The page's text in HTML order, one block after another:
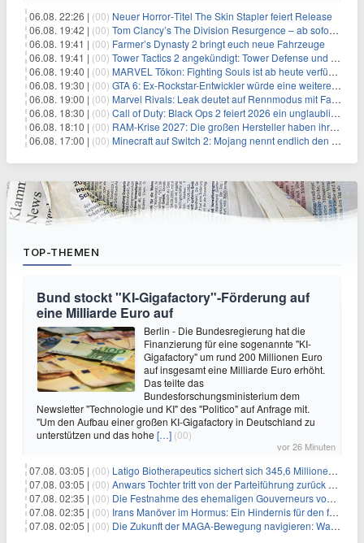
06.08. 22:26 | (00) Neuer Horror‑Titel The Skin Stapler feiert Release
06.08. 19:42 | (00) Tom Clancy’s The Division Resurgence – ab sofort für euch verfügbar
06.08. 19:41 | (00) Farmer’s Dynasty 2 bringt euch neue Fahrzeuge
06.08. 19:41 | (00) Tower Tactics 2 angekündigt: Tower Defense und Deckbuilding Kombo kehrt zurück
06.08. 19:40 | (00) MARVEL Tōkon: Fighting Souls ist ab heute verfügbar
06.08. 19:30 | (00) GTA 6: Ex-Rockstar-Entwickler würde eine weitere Verschiebung nicht überraschen
06.08. 19:00 | (00) Marvel Rivals: Leak deutet auf Rennmodus mit Fahrzeugen hin
06.08. 18:30 | (00) Call of Duty: Black Ops 2 feiert 2026 ein unglaubliches Comeback
06.08. 18:10 | (00) RAM-Krise 2027: Die großen Hersteller haben ihre Produktion offenbar schon verkauft
06.08. 17:00 | (00) Minecraft auf Switch 2: Mojang nennt endlich den Releasetermin
TOP-THEMEN
Bund stockt "KI-Gigafactory"-Förderung auf
eine Milliarde Euro auf
Berlin - Die Bundesregierung hat die
Finanzierung für eine sogenannte "KI-
Gigafactory" um rund 200 Millionen Euro
auf insgesamt eine Milliarde Euro erhöht.
Das teilte das
Bundesforschungsministerium dem
Newsletter "Technologie und KI" des "Politico" auf Anfrage mit.
"Um den Aufbau einer großen KI-Gigafactory in Deutschland zu
unterstützen und das hohe […] (00)
vor 26 Minuten
07.08. 03:05 | (00) Latigo Biotherapeutics sichert sich 345,6 Millionen Dollar in einer erhöhten IPO und ebnet den Weg für nicht-opioide Schmerztherapie
07.08. 03:05 | (00) Anwars Tochter tritt von der Parteiführung zurück und hebt politische Turbulenzen hervor
07.08. 02:35 | (00) Die Festnahme des ehemaligen Gouverneurs von Mexiko hebt die anhaltenden Herausforderungen in der Governance und im Geschäftsumfeld hervor
07.08. 02:35 | (00) Irans Manöver im Hormus: Ein Hindernis für den freien Handel und das Investorenvertrauen
07.08. 02:05 | (00) Die Zukunft der MAGA-Bewegung navigieren: Was steht für Investoren auf dem Spiel?